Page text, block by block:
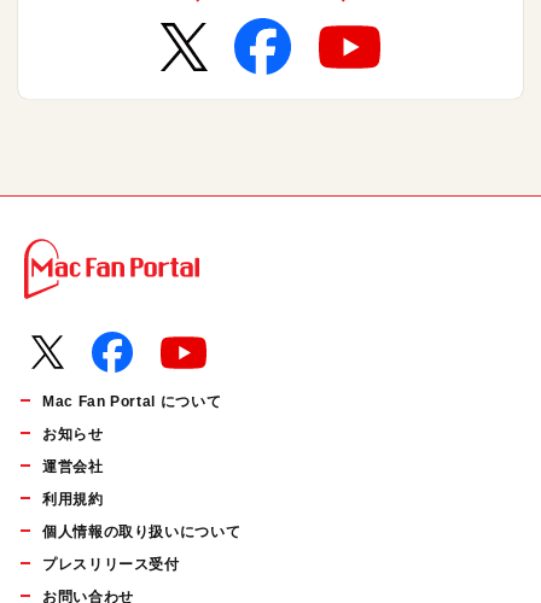
Mac Fan Portal について
お知らせ
運営会社
利用規約
個人情報の取り扱いについて
プレスリリース受付
お問い合わせ